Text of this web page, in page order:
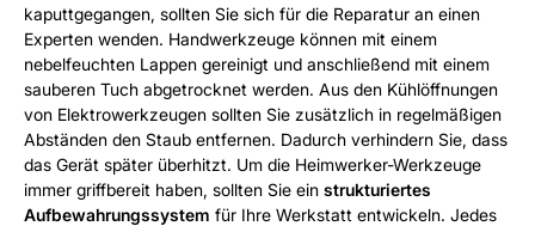
kaputtgegangen, sollten Sie sich für die Reparatur an einen
Experten wenden. Handwerkzeuge können mit einem
nebelfeuchten Lappen gereinigt und anschließend mit einem
sauberen Tuch abgetrocknet werden. Aus den Kühlöffnungen
von Elektrowerkzeugen sollten Sie zusätzlich in regelmäßigen
Abständen den Staub entfernen. Dadurch verhindern Sie, dass
das Gerät später überhitzt. Um die Heimwerker-Werkzeuge
immer griffbereit haben, sollten Sie ein strukturiertes
Aufbewahrungssystem für Ihre Werkstatt entwickeln. Jedes